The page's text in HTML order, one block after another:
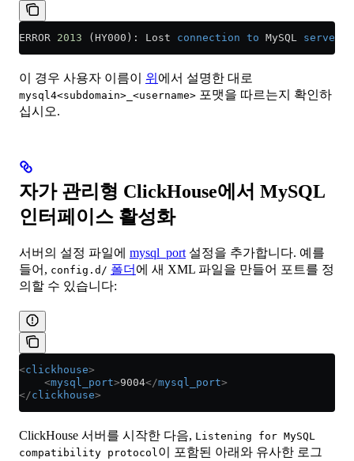
ERROR 2013 (HY000): Lost connection to MySQL server
이 경우 사용자 이름이 위 에서 설명한 대로
mysql4<subdomain>_<username> 포맷을 따르는지 확인하
십시오.
자가 관리형 ClickHouse에서 MySQL
인터페이스 활성화
서버의 설정 파일에 mysql_port 설정을 추가합니다. 예를
들어, config.d/ 폴더 에 새 XML 파일을 만들어 포트를 정
의할 수 있습니다:
<clickhouse>
    <
mysql_port>9004</mysql_port>
</clickhouse>
ClickHouse 서버를 시작한 다음, Listening for MySQL
compatibility protocol이 포함된 아래와 유사한 로그